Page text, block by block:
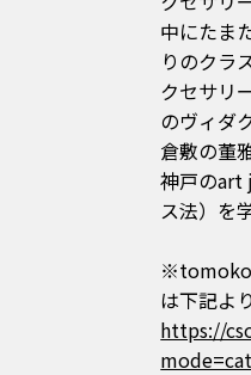
中にたま
りのクラ
クセサリ
のヴィダ
倉敷の董
神戸のart
ス法）を
※tomoko
は下記よ
https://